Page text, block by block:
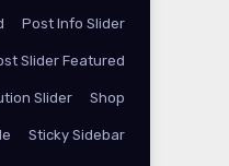
Post Info Slider
Slider Featured
Slider Shop
Sticky Sidebar